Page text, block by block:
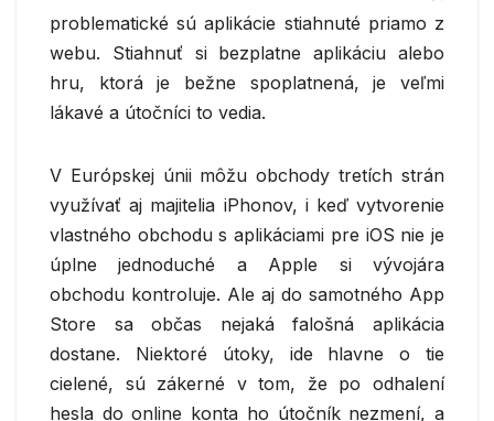
problematické sú aplikácie stiahnuté priamo z
webu. Stiahnuť si bezplatne aplikáciu alebo
hru, ktorá je bežne spoplatnená, je veľmi
lákavé a útočníci to vedia.
V Európskej únii môžu obchody tretích strán
využívať aj majitelia iPhonov, i keď vytvorenie
vlastného obchodu s aplikáciami pre iOS nie je
úplne jednoduché a Apple si vývojára
obchodu kontroluje. Ale aj do samotného App
Store sa občas nejaká falošná aplikácia
dostane. Niektoré útoky, ide hlavne o tie
cielené, sú zákerné v tom, že po odhalení
hesla do online konta ho útočník nezmení, a